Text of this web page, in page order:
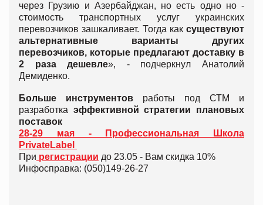
через Грузию и Азербайджан, но есть одно но -
стоимость транспортных услуг украинских
перевозчиков зашкаливает. Тогда как существуют
альтернативные варианты других
перевозчиков, которые предлагают доставку в
2 раза дешевле», - подчеркнул Анатолий
Демиденко.
Больше инструментов работы под СТМ и
разработка эффективной стратегии плановых
поставок
28-29 мая - Профессиональная Школа
PrivateLabel
При регистрации до 23.05 - Вам скидка 10%
Инфосправка: (050)149-26-27